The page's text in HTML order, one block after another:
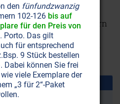
und Edelmetallen
nicht nur belebt, sondern
Potenz wird,
Süddeutschland vor.
Weiterlesen...
den fünfundzwanzig
102-126 bis auf
für den Preis von
Porto. Das gilt
für entsprechend
9 Stück bestellen
Dabei können Sie frei
viele Exemplare der
„3 für 2“-Paket